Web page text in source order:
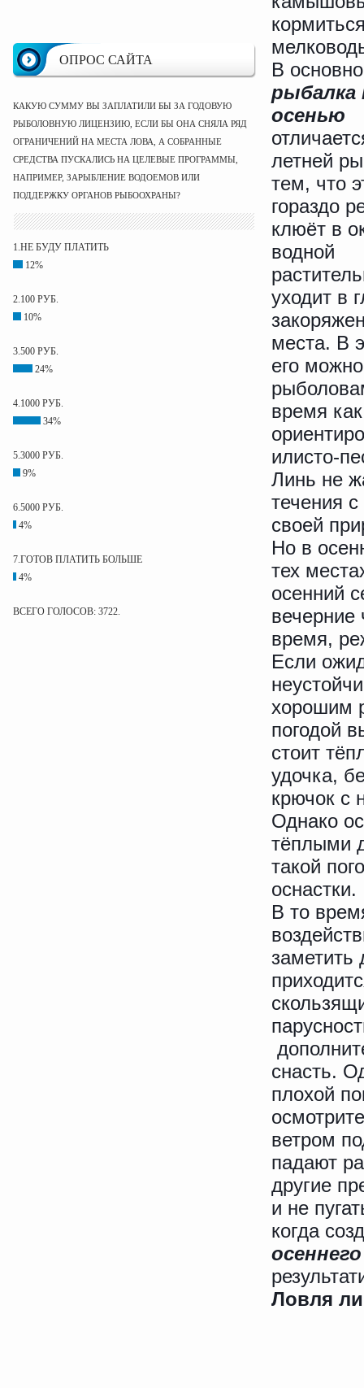
ОПРОС САЙТА
КАКУЮ СУММУ ВЫ ЗАПЛАТИЛИ БЫ ЗА ГОДОВУЮ
РЫБОЛОВНУЮ ЛИЦЕНЗИЮ, ЕСЛИ БЫ ОНА СНЯЛА РЯД
ОГРАНИЧЕНИЙ НА МЕСТА ЛОВА, А СОБРАННЫЕ
СРЕДСТВА ПУСКАЛИСЬ НА ЦЕЛЕВЫЕ ПРОГРАММЫ,
НАПРИМЕР, ЗАРЫБЛЕНИЕ ВОДОЕМОВ ИЛИ
ПОДДЕРЖКУ ОРГАНОВ РЫБООХРАНЫ?
1.НЕ БУДУ ПЛАТИТЬ
12%
2.100 РУБ.
10%
3.500 РУБ.
24%
4.1000 РУБ.
34%
5.3000 РУБ.
9%
6.5000 РУБ.
4%
7.ГОТОВ ПЛАТИТЬ БОЛЬШЕ
4%
ВСЕГО ГОЛОСОВ: 3722.
В
рыбалка
осенью
летней
тем, что
гораздо
клюёт в
водной
уходит в
места. В
его
время
илисто-
Линь не
течения
своей
Но в
тех
осенний
вечерние
время,
Если
хорошим
погодой
стоит
удочка,
крючок с
Однако
тёплыми
такой
оснастки.
В то
заметить
снасть.
плохой
ветром
падают
другие
и не
когда
Ловля